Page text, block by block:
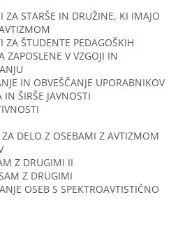
ZA STARŠE IN DRUŽINE, KI IMAJO
ZA ŠTUDENTE PEDAGOŠKIH
ZAPOSLENE V VZGOJI IN
IN OBVEŠČANJE UPORABNIKOV
IN ŠIRŠE JAVNOSTI
ZA DELO Z OSEBAMI Z AVTIZMOM
Z DRUGIMI II
Z DRUGIMI
OSEB S SPEKTROAVTISTIČNO